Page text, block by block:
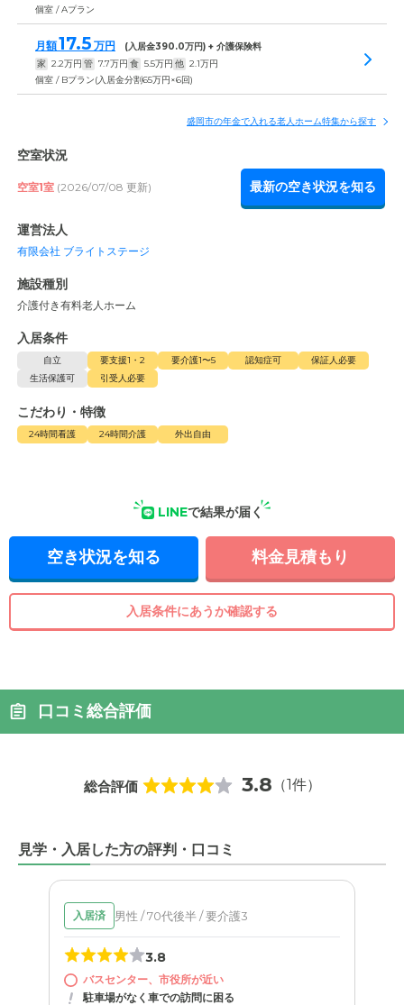
個室 / Aプラン
月額17.5 万円 (入居金390.0万円) + 介護保険料
家 2.2万円 管 7.7万円 食 5.5万円 他 2.1万円
個室 / Bプラン(入居金分割65万円×6回)
盛岡市の年金で入れる老人ホーム特集から探す
空室状況
空室1室 (2026/07/08 更新) 最新の空き状況を知る
運営法人
有限会社 ブライトステージ
施設種別
介護付き有料老人ホーム
入居条件
自立 要支援1・2 要介護1〜5 認知症可
保証人必要
生活保護可
引受人必要
こだわり・特徴
24時間看護 24時間介護 外出自由
LINEで結果が届く
空き状況を知る 料金見積もり
入居条件にあうか確認する
口コミ総合評価
総合評価 3.8 （1件）
見学・入居した方の評判・口コミ
入居済 男性 / 70代後半 / 要介護3
3.8
バスセンター、市役所が近い
駐車場がなく車での訪問に困る